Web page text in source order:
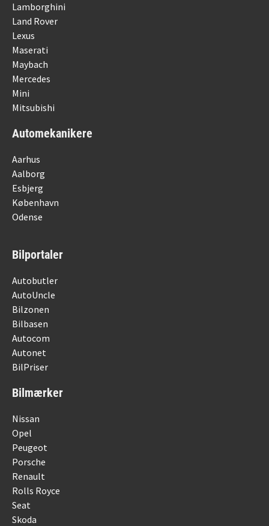
Lamborghini
Land Rover
Lexus
Maserati
Maybach
Mercedes
Mini
Mitsubishi
Automekanikere
Aarhus
Aalborg
Esbjerg
København
Odense
Bilportaler
Autobutler
AutoUncle
Bilzonen
Bilbasen
Autocom
Autonet
BilPriser
Bilmærker
Nissan
Opel
Peugeot
Porsche
Renault
Rolls Royce
Seat
Skoda